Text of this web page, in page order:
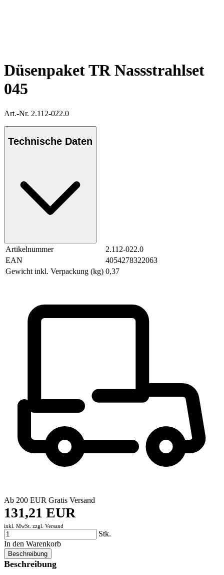
Düsenpaket TR Nassstrahlset
045
Art.-Nr. 2.112-022.0
Technische Daten
Artikelnummer
2.112-022.0
EAN
4054278322063
Gewicht inkl. Verpackung (kg) 0,37
Ab 200 EUR Gratis Versand
131,21 EUR
inkl. MwSt. zzgl. Versand
Stk.
In den Warenkorb
Beschreibung
Beschreibung